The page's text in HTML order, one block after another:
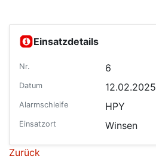
Einsatzdetails
Nr. 6
Datum 12.02.2025
Alarmschleife HPY
Einsatzort Winsen
Zurück